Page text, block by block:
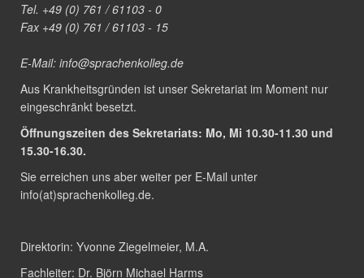
Tel. +49 (0) 761 / 61103 - 0
Fax +49 (0) 761 / 61103 - 15
E-Mail: info@sprachenkolleg.de
Aus Krankheitsgründen ist unser Sekretariat im Moment nur
eingeschränkt besetzt.
Öffnungszeiten des Sekretariats: Mo, Mi 10.30-11.30 und
15.30-16.30.
Sie erreichen uns aber weiter per E-Mail unter
info(at)sprachenkolleg.de.
Direktorin: Yvonne Ziegelmeier, M.A.
Fachleiter: Dr. Björn Michael Harms